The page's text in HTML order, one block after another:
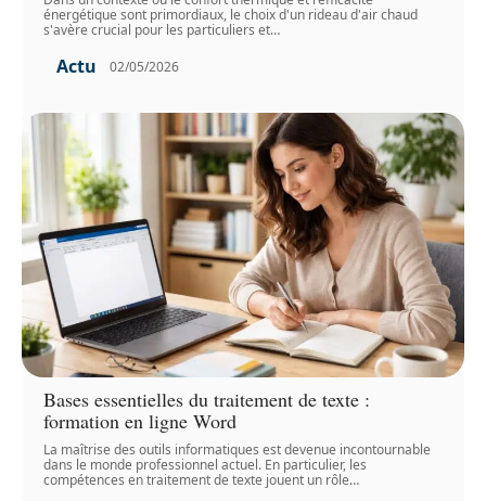
énergétique sont primordiaux, le choix d'un rideau d'air chaud
s'avère crucial pour les particuliers et…
Actu 02/05/2026
Bases essentielles du traitement de texte :
formation en ligne Word
La maîtrise des outils informatiques est devenue incontournable
dans le monde professionnel actuel. En particulier, les
compétences en traitement de texte jouent un rôle…